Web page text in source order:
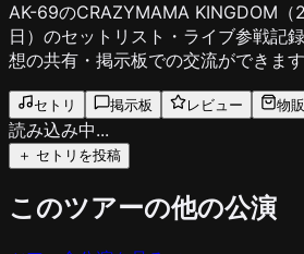
AK-69のCRAZYMAMA KINGDOM
日）のセットリスト・ライブ参戦記
想の共有・掲示板での交流ができます
セトリ 掲示板 レビュー 物販
読み込み中...
＋ セトリを投稿
このツアーの他の公演